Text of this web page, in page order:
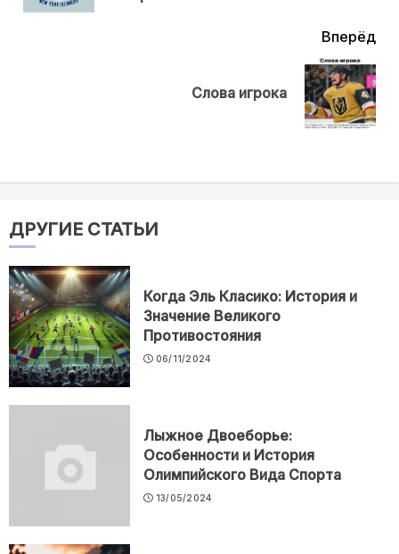
Вперёд
Слова игрока
ДРУГИЕ СТАТЬИ
Когда Эль Класико: История и
Значение Великого
Противостояния
06/11/2024
Лыжное Двоеборье:
Особенности и История
Олимпийского Вида Спорта
13/05/2024